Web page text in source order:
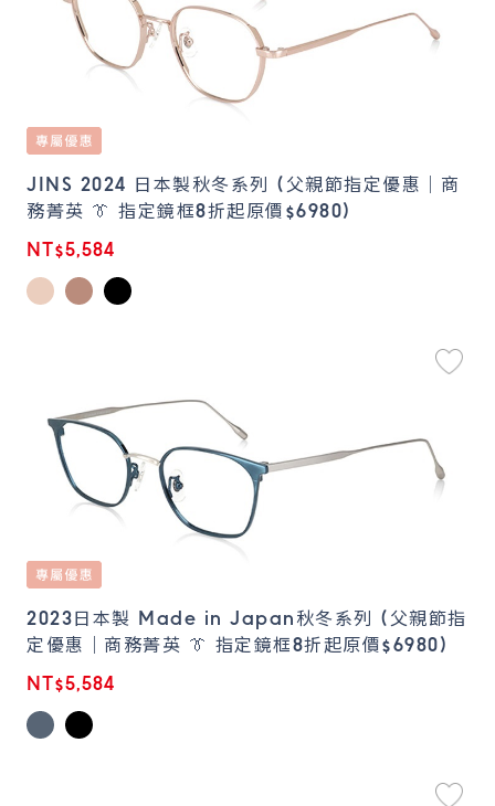
JINS 2024 日本製秋冬系列 (父親節指定優惠｜商
務菁英 👔 指定鏡框8折起原價$6980)
NT$5,584
2023日本製 Made in Japan秋冬系列 (父親節指
定優惠｜商務菁英 👔 指定鏡框8折起原價$6980)
NT$5,584